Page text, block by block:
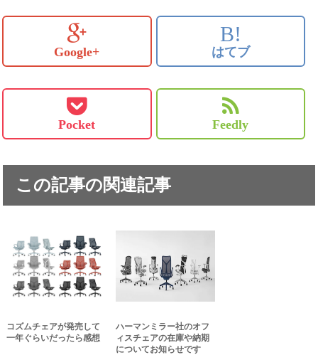
Google+
B!
はてブ
Pocket Feedly
この記事の関連記事
コズムチェアが発売して
一年ぐらいだったら感想
ハーマンミラー社のオフ
ィスチェアの在庫や納期
についてお知らせです